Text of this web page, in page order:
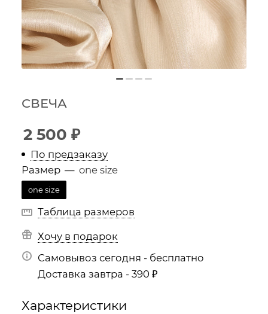
СВЕЧА
2 500 ₽
По предзаказу
Размер — one size
one size
Таблица размеров
Хочу в подарок
Самовывоз сегодня - бесплатно
Доставка завтра - 390 ₽
Характеристики